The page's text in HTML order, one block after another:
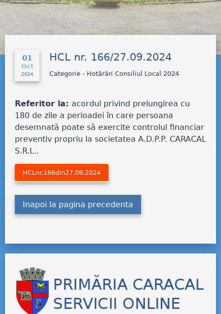
01
Oct
2024
HCL nr. 166/27.09.2024
Categorie - Hotărâri Consiliul Local 2024
Referitor la: acordul privind prelungirea cu
180 de zile a perioadei în care persoana
desemnată poate să exercite controlul financiar
preventiv propriu la societatea A.D.P.P. CARACAL
S.R.L..
HCLnr.166din27.09.2024
Inapoi la pagina precedenta